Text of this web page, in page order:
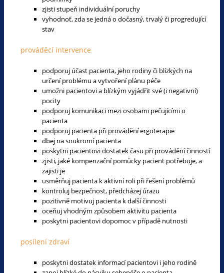
zjisti stupeň individuální poruchy
vyhodnoť, zda se jedná o dočasný, trvalý či progredující
stav
prováděcí intervence
podporuj účast pacienta, jeho rodiny či blízkých na
určení problému a vytvoření plánu péče
umožni pacientovi a blízkým vyjádřit své (i negativní)
pocity
podporuj komunikaci mezi osobami pečujícími o
pacienta
podporuj pacienta při provádění ergoterapie
dbej na soukromí pacienta
poskytni pacientovi dostatek času při provádění činností
zjisti, jaké kompenzační pomůcky pacient potřebuje, a
zajisti je
usměrňuj pacienta k aktivní roli při řešení problémů
kontroluj bezpečnost, předcházej úrazu
pozitivně motivuj pacienta k další činnosti
oceňuj vhodným způsobem aktivitu pacienta
poskytni pacientovi dopomoc v případě nutnosti
posílení zdraví
poskytni dostatek informací pacientovi i jeho rodině